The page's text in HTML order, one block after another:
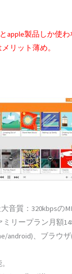
とapple製品しか使
リット薄め。
音質：320kbpsの
リープラン月額
android)、ブラウザ